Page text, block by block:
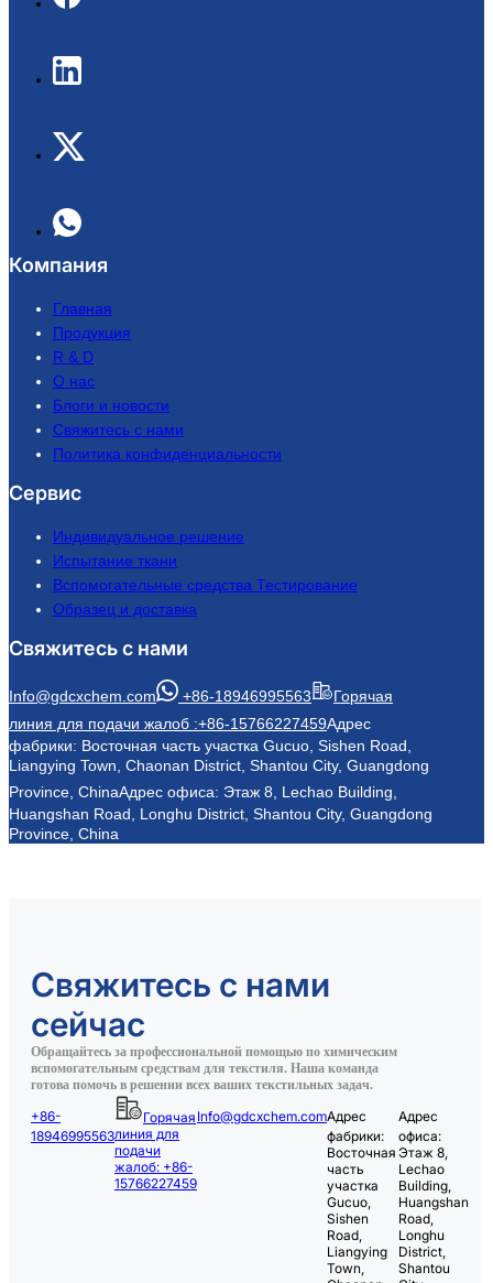
Компания
Главная
Продукция
R & D
О нас
Блоги и новости
Свяжитесь с нами
Политика конфиденциальности
Сервис
Индивидуальное решение
Испытание ткани
Вспомогательные средства Тестирование
Образец и доставка
Свяжитесь с нами
Info@gdcxchem.com +86-18946995563
Горячая
линия для подачи жалоб :+86-15766227459Адрес
фабрики: Восточная часть участка Gucuo, Sishen Road,
Liangying Town, Chaonan District, Shantou City, Guangdong
Province, ChinaАдрес офиса: Этаж 8, Lechao Building,
Huangshan Road, Longhu District, Shantou City, Guangdong
Province, China
Свяжитесь с нами
сейчас
Обращайтесь за профессиональной помощью по химическим
вспомогательным средствам для текстиля. Наша команда
готова помочь в решении всех ваших текстильных задач.
+86-
18946995563
Горячая
линия для
подачи
жалоб: +86-
15766227459
Info@gdcxchem.comАдрес
фабрики:
Восточная
часть
участка
Gucuo,
Sishen
Road,
Liangying
Town,
Адрес
офиса:
Этаж 8,
Lechao
Building,
Huangshan
Road,
Longhu
District,
Shantou